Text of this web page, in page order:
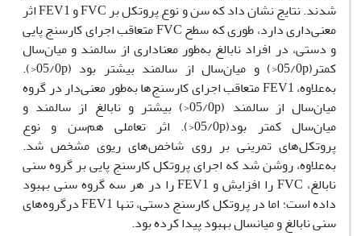
شدند. نتایج نشان داد که سن و نوع پروتکل بر FVC و FEV1 اثر
معنی‌داری دارد، طوری‌ که سطح FVC متعاقب اجرای کارسنج پایی
و دستی، در افراد نابالغ به‌طور معناداری از سالمند و میان‌سال
کمتر(05/0p<) و میان‌سال از سالمند بیشتر بود (05/0p<).
به‌علاوه، FEV1 متعاقب اجرای کارسنج‌ها به‌طور معنی‌دار در گروه
میان‌سال از سالمند (05/0p<) بیشتر و نابالغ از سالمند و
میان‌سال کمتر بود(05/0p<). اثر تعاملی هم‌سن و نوع
پروتکل‌های تمرینی بر روی شاخص‌های ریوی مشخص شد.
به‌علاوه، روشن شد که اجرای پروتکل کارسنج پایی بر گروه سنی
نابالغ، FVC را افزایش و FEV1 را در هر سه گروه سنی بهبود
داده است؛ اما در پروتکل کارسنج دستی، تنها FEV1 درگروه‌های
سنی نابالغ و میانسال بهبود پیدا کرده بود.